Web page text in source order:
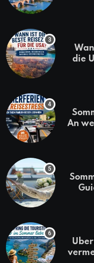
die
An